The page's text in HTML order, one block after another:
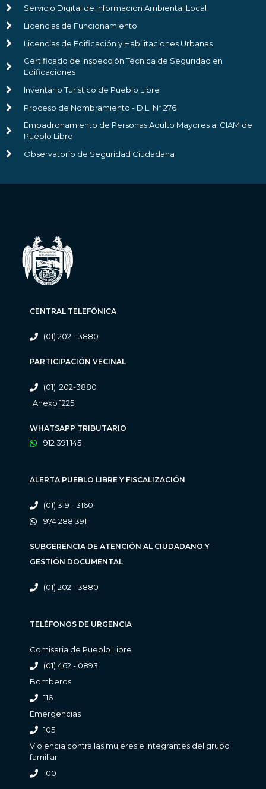
Servicio Digital de Información Ambiental Local
Licencias de Funcionamiento
Licencias de Edificación y Habilitaciones Urbanas
Certificado de Inspección Técnica de Seguridad en
Edificaciones
Inventario Turístico de Pueblo Libre
Proceso de Nombramiento - D.L. Nº 276
Empadronamiento de Personas Adulto Mayores al CIAM de
Pueblo Libre
Observatorio de Seguridad Ciudadana
CENTRAL TELEFÓNICA
(01) 202 - 3880
PARTICIPACIÓN VECINAL
(01) 202-3880
Anexo 1225
WHATSAPP TRIBUTARIO
912 391 145
ALERTA PUEBLO LIBRE Y FISCALIZACIÓN
(01) 319 - 3160
974 288 391
SUBGERENCIA DE ATENCIÓN AL CIUDADANO Y
GESTIÓN DOCUMENTAL
(01) 202 - 3880
TELÉFONOS DE URGENCIA
Comisaria de Pueblo Libre
(01) 462 - 0893
Bomberos
116
Emergencias
105
Violencia contra las mujeres e integrantes del grupo
familiar
100